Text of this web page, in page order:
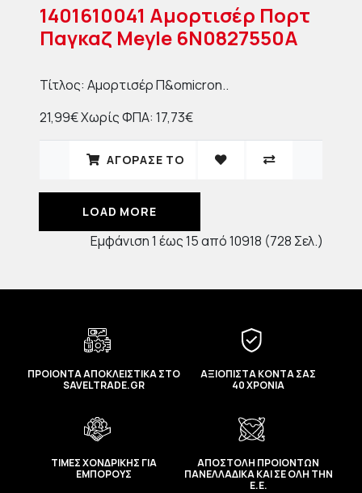
1401610041 Αμορτισέρ Πορτ
Παγκαζ Meyle 6N0827550A
Τίτλος: Αμορτισέρ Π&omicron..
21,99€Χωρίς ΦΠΑ: 17,73€
ΑΓΟΡΑΣΈ ΤΟ
LOAD MORE
Εμφάνιση 1 έως 15 από 10918 (728 Σελ.)
ΠΡΟΙΟΝΤΑ ΑΠΟΚΛΕΙΣΤΙΚΑ ΣΤΟ
SAVELTRADE.GR
ΑΞΙΟΠΙΣΤΑ ΚΟΝΤΑ ΣΑΣ
40 ΧΡΟΝΙΑ
ΤΙΜΕΣ ΧΟΝΔΡΙΚΗΣ ΓΙΑ
ΕΜΠΟΡΟΥΣ
ΑΠΟΣΤΟΛΗ ΠΡΟΙΟΝΤΩΝ
ΠΑΝΕΛΛΑΔΙΚΑ ΚΑΙ ΣΕ ΟΛΗ ΤΗΝ
Ε.Ε.